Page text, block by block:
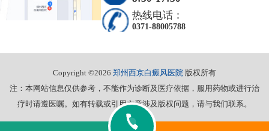
热线电话：
0371-88005788
Copyright ©2026 郑州西京白癜风医院 版权所有
注：本网站信息仅供参考，不能作为诊断及医疗依据，服用药物或进行治
疗时请遵医嘱。如有转载或引用文章涉及版权问题，请与我们联系。